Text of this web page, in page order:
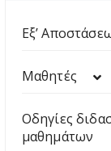
Εξ’
Μαθητές
Οδηγίες
μαθημάτων